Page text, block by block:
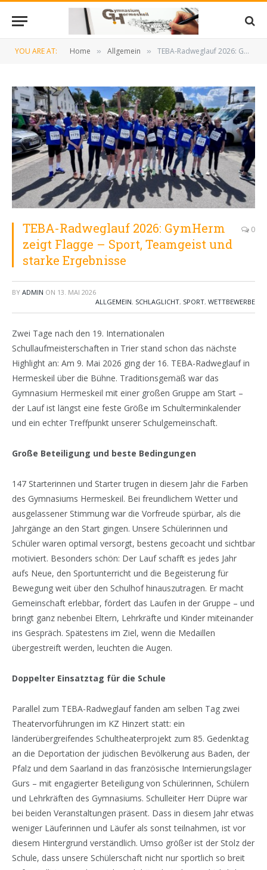
YOU ARE AT: Home » Allgemein » TEBA-Radweglauf 2026: GymHerm zeigt Flagge – Sport, Teamgeist und starke Ergebnisse
TEBA-Radweglauf 2026: GymHerm
zeigt Flagge – Sport, Teamgeist und
starke Ergebnisse
0
BY ADMIN ON 13. MAI 2026
ALLGEMEIN, SCHLAGLICHT, SPORT, WETTBEWERBE
Zwei Tage nach den 19. Internationalen
Schullaufmeisterschaften in Trier stand schon das nächste
Highlight an: Am 9. Mai 2026 ging der 16. TEBA-Radweglauf in
Hermeskeil über die Bühne. Traditionsgemäß war das
Gymnasium Hermeskeil mit einer großen Gruppe am Start –
der Lauf ist längst eine feste Größe im Schulterminkalender
und ein echter Treffpunkt unserer Schulgemeinschaft.
Große Beteiligung und beste Bedingungen
147 Starterinnen und Starter trugen in diesem Jahr die Farben
des Gymnasiums Hermeskeil. Bei freundlichem Wetter und
ausgelassener Stimmung war die Vorfreude spürbar, als die
Jahrgänge an den Start gingen. Unsere Schülerinnen und
Schüler waren optimal versorgt, bestens gecoacht und sichtbar
motiviert. Besonders schön: Der Lauf schafft es jedes Jahr
aufs Neue, den Sportunterricht und die Begeisterung für
Bewegung weit über den Schulhof hinauszutragen. Er macht
Gemeinschaft erlebbar, fördert das Laufen in der Gruppe – und
bringt ganz nebenbei Eltern, Lehrkräfte und Kinder miteinander
ins Gespräch. Spätestens im Ziel, wenn die Medaillen
übergestreift werden, leuchten die Augen.
Doppelter Einsatztag für die Schule
Parallel zum TEBA-Radweglauf fanden am selben Tag zwei
Theatervorführungen im KZ Hinzert statt: ein
länderübergreifendes Schultheaterprojekt zum 85. Gedenktag
an die Deportation der jüdischen Bevölkerung aus Baden, der
Pfalz und dem Saarland in das französische Internierungslager
Gurs – mit engagierter Beteiligung von Schülerinnen, Schülern
und Lehrkräften des Gymnasiums. Schulleiter Herr Düpre war
bei beiden Veranstaltungen präsent. Dass in diesem Jahr etwas
weniger Läuferinnen und Läufer als sonst teilnahmen, ist vor
diesem Hintergrund verständlich. Umso größer ist der Stolz der
Schule, dass unsere Schülerschaft nicht nur sportlich so breit